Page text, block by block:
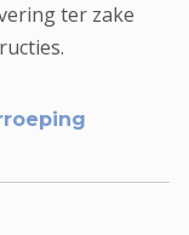
ter zake